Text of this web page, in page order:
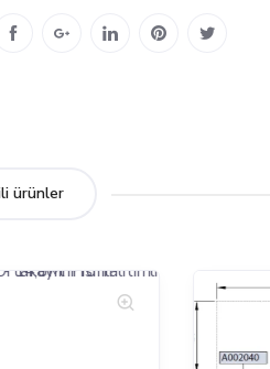
ürünler